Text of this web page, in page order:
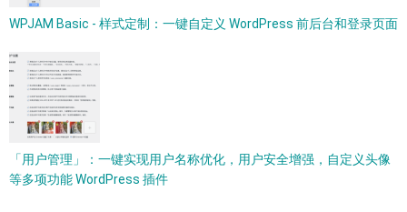
WPJAM Basic - 样式定制：一键自定义 WordPress 前后台和登录页面
「用户管理」：一键实现用户名称优化，用户安全增强，自定义头像
等多项功能 WordPress 插件